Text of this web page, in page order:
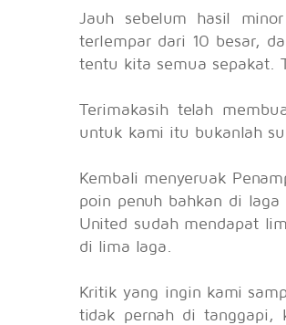
Jauh sebelum hasil
terlempar dari 10 besar,
tentu kita semua sepakat.
Terimakasih telah
untuk kami itu bukanlah
Kembali menyeruak
poin penuh bahkan di
United sudah mendapat
di lima laga.
Kritik yang ingin kami
tidak pernah di tanggapi,